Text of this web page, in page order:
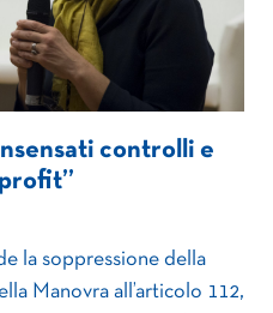
controlli e
la soppressione della
Manovra all’articolo 112,